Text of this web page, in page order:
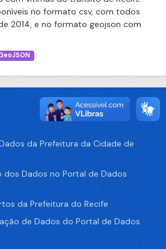
no formato csv, com todos
2014, e no formato geojson com
da Prefeitura da Cidade de
dos Dados no Portal de Dados
da Prefeitura do Recife
de Dados do Portal de Dados